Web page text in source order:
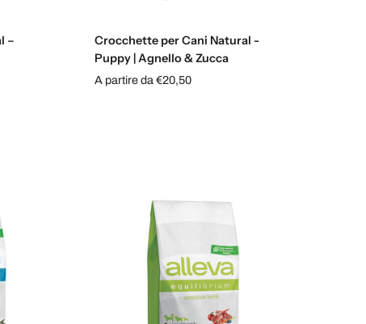
–
Crocchette per Cani Natural -
Puppy | Agnello & Zucca
A partire da €20,50